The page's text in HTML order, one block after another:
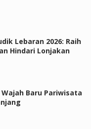
Lebaran 2026: Raih
Hindari Lonjakan
Baru Pariwisata